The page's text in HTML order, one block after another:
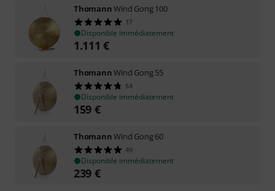
ThomannWind Gong 100
17
Disponible immédiatement
1.111 €
ThomannWind Gong 55
54
Disponible immédiatement
159 €
ThomannWind Gong 60
49
Disponible immédiatement
239 €